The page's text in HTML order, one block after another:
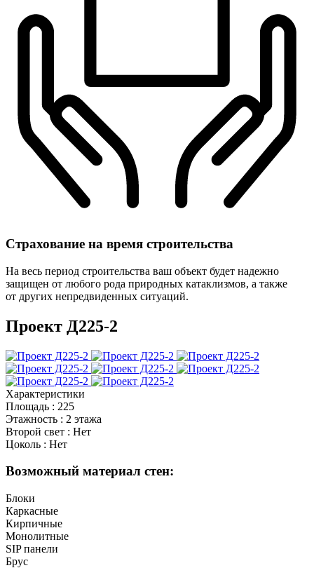
Страхование на время строительства
На весь период строительства ваш объект будет надежно
защищен от любого рода природных катаклизмов, а также
от других непредвиденных ситуаций.
Проект Д225-2
Характеристики
Площадь : 225
Этажность : 2 этажа
Второй свет : Нет
Цоколь : Нет
Возможный материал стен:
Блоки
Каркасные
Кирпичные
Монолитные
SIP панели
Брус